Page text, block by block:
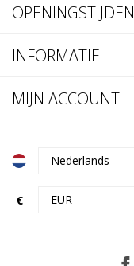
OPENINGSTIJDEN
INFORMATIE
MIJN ACCOUNT
€